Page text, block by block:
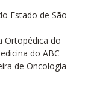
Estado de São
Ortopédica do
do ABC
de Oncologia